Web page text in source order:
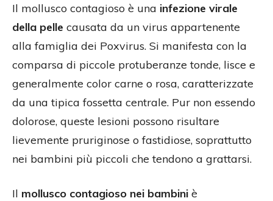
Il mollusco contagioso è una infezione virale
della pelle causata da un virus appartenente
alla famiglia dei Poxvirus. Si manifesta con la
comparsa di piccole protuberanze tonde, lisce e
generalmente color carne o rosa, caratterizzate
da una tipica fossetta centrale. Pur non essendo
dolorose, queste lesioni possono risultare
lievemente pruriginose o fastidiose, soprattutto
nei bambini più piccoli che tendono a grattarsi.
Il mollusco contagioso nei bambini è